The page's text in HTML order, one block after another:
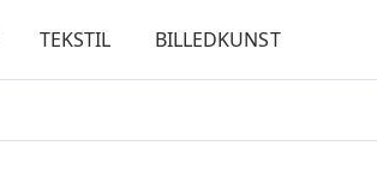
TEKSTIL BILLEDKUNST